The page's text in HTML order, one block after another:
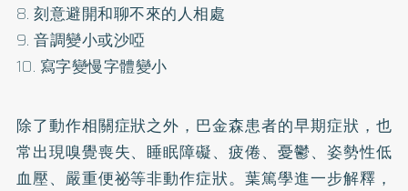
8. 刻意避開和聊不來的人相處
9. 音調變小或沙啞
10. 寫字變慢字體變小
除了動作相關症狀之外，巴金森患者的早期症狀，也
常出現嗅覺喪失、睡眠障礙、疲倦、憂鬱、姿勢性低
血壓、嚴重便祕等非動作症狀。葉篤學進一步解釋，